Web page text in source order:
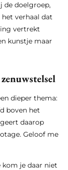
de doelgroep,
verhaal dat
vertrekt
kunstje maar
dieper thema:
boven het
daarop
Geloof me
je daar niet